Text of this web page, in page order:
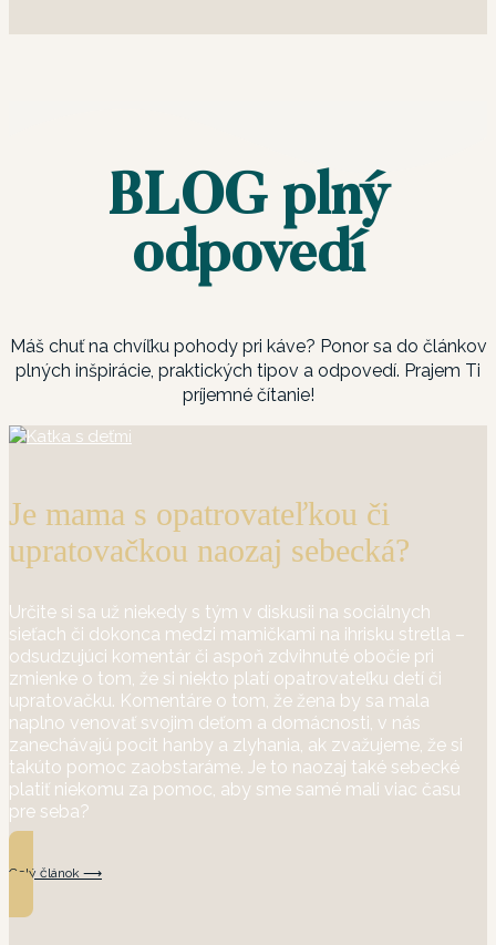
BLOG plný
odpovedí
Máš chuť na chvíľku pohody pri káve? Ponor sa do článkov
plných inšpirácie, praktických tipov a odpovedí. Prajem Ti
príjemné čítanie!
Je mama s opatrovateľkou či
upratovačkou naozaj sebecká?
Určite si sa už niekedy s tým v diskusii na sociálnych
sieťach či dokonca medzi mamičkami na ihrisku stretla –
odsudzujúci komentár či aspoň zdvihnuté obočie pri
zmienke o tom, že si niekto platí opatrovateľku detí či
upratovačku. Komentáre o tom, že žena by sa mala
naplno venovať svojim deťom a domácnosti, v nás
zanechávajú pocit hanby a zlyhania, ak zvažujeme, že si
takúto pomoc zaobstaráme. Je to naozaj také sebecké
platiť niekomu za pomoc, aby sme samé mali viac času
pre seba?
Celý článok ⟶